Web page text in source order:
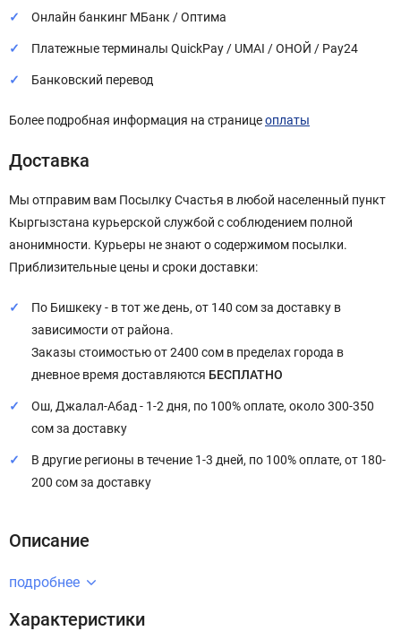
Онлайн банкинг МБанк / Оптима
Платежные терминалы QuickPay / UMAI / ОНОЙ / Pay24
Банковский перевод
Более подробная информация на страницеоплаты
Доставка
Мы отправим вам Посылку Счастья в любой населенный пункт
Кыргызстана курьерской службой с соблюдением полной
анонимности. Курьеры не знают о содержимом посылки.
Приблизительные цены и сроки доставки:
По Бишкеку - в тот же день, от 140 сом за доставку в
зависимости от района.
Заказы стоимостью от 2400 сом в пределах города в
дневное время доставляются БЕСПЛАТНО
Ош, Джалал-Абад - 1-2 дня, по 100% оплате, около 300-350
сом за доставку
В другие регионы в течение 1-3 дней, по 100% оплате, от 180-
200 сом за доставку
Описание
подробнее
Характеристики